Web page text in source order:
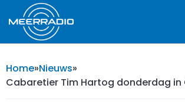
Home»Nieuws»
Cabaretier Tim Hartog donderdag